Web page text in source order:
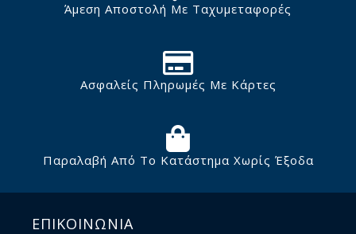
Άμεση Αποστολή Με Ταχυμεταφορές
Ασφαλείς Πληρωμές Με Κάρτες
Παραλαβή Από Το Κατάστημα Χωρίς Έξοδα
ΕΠΙΚΟΙΝΩΝΙΑ